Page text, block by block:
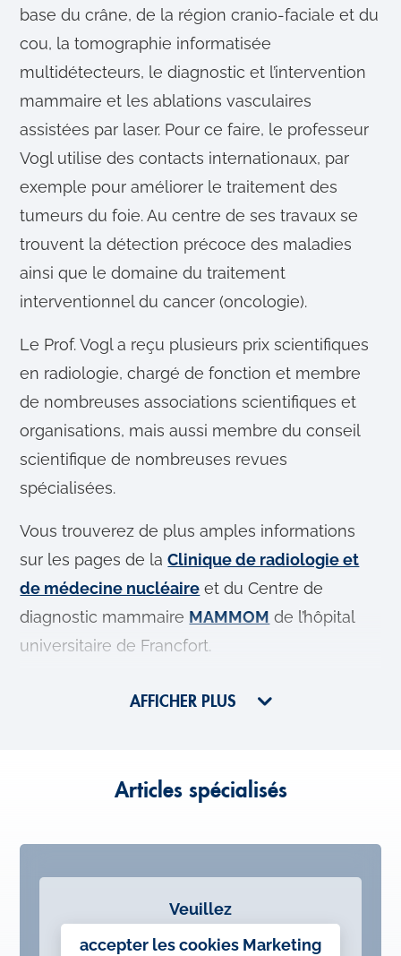
base du crâne, de la région cranio-faciale et du
cou, la tomographie informatisée
multidétecteurs, le diagnostic et l’intervention
mammaire et les ablations vasculaires
assistées par laser. Pour ce faire, le professeur
Vogl utilise des contacts internationaux, par
exemple pour améliorer le traitement des
tumeurs du foie. Au centre de ses travaux se
trouvent la détection précoce des maladies
ainsi que le domaine du traitement
interventionnel du cancer (oncologie).
Le Prof. Vogl a reçu plusieurs prix scientifiques
en radiologie, chargé de fonction et membre
de nombreuses associations scientifiques et
organisations, mais aussi membre du conseil
scientifique de nombreuses revues
spécialisées.
Vous trouverez de plus amples informations
sur les pages de laClinique de radiologie et
de médecine nucléaire et du Centre de
diagnostic mammaire MAMMOM de l’hôpital
universitaire de Francfort.
AFFICHER PLUS
Articles spécialisés
Veuillez
accepter les cookies Marketing